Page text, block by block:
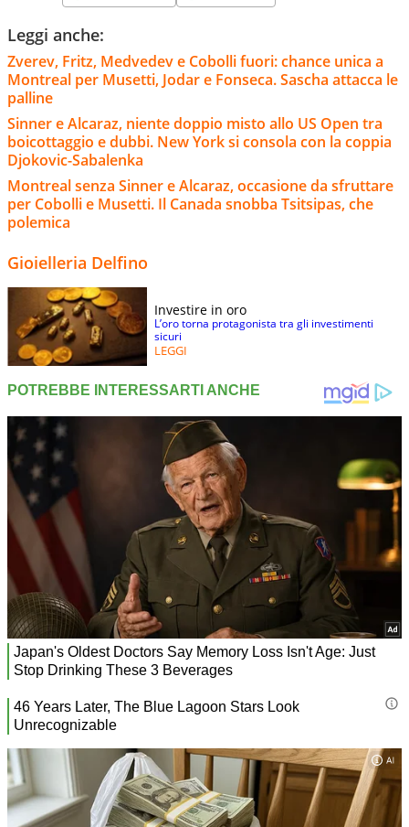
Leggi anche:
Zverev, Fritz, Medvedev e Cobolli fuori: chance unica a
Montreal per Musetti, Jodar e Fonseca. Sascha attacca le
palline
Sinner e Alcaraz, niente doppio misto allo US Open tra
boicottaggio e dubbi. New York si consola con la coppia
Djokovic-Sabalenka
Montreal senza Sinner e Alcaraz, occasione da sfruttare
per Cobolli e Musetti. Il Canada snobba Tsitsipas, che
polemica
Gioielleria Delfino
Investire in oro
L’oro torna protagonista tra gli investimenti
sicuri
LEGGI